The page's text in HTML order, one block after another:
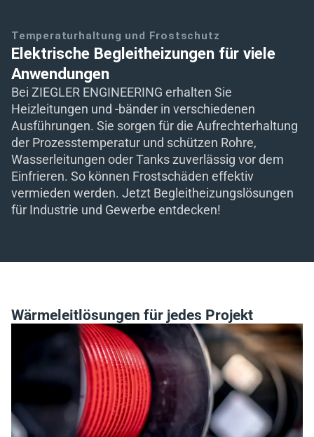
Temperaturhaltung und Frostschutz
Elektrische Begleitheizungen für viele
Anwendungen
Bei ZIEGLER ENGINEERING erhalten Sie
Heizleitungen und -bänder in verschiedenen
Ausführungen. Sie sorgen für die Aufrechterhaltung
der Prozesstemperatur und schützen Rohre,
Wasserleitungen oder Tanks zuverlässig vor dem
Einfrieren. So können Frostschäden effektiv
vermieden werden. Jetzt Begleitheizungslösungen
für Industrie und Gewerbe entdecken!
Wärmeleitlösungen für jedes Projekt